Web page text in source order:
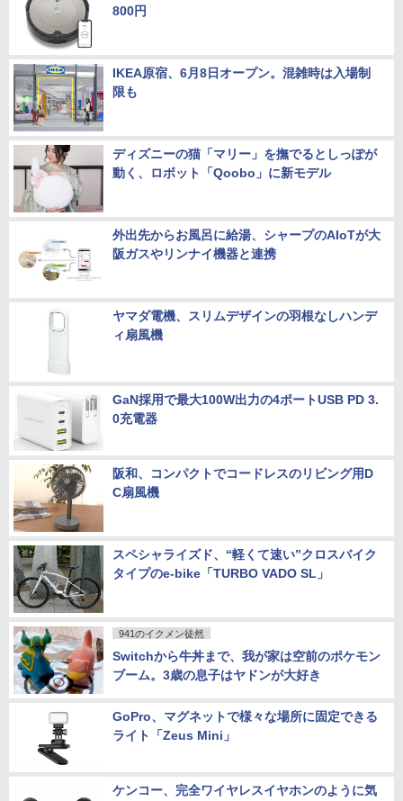
800円
IKEA原宿、6月8日オープン。混雑時は入場制
限も
ディズニーの猫「マリー」を撫でるとしっぽが
動く、ロボット「Qoobo」に新モデル
外出先からお風呂に給湯、シャープのAIoTが大
阪ガスやリンナイ機器と連携
ヤマダ電機、スリムデザインの羽根なしハンデ
ィ扇風機
GaN採用で最大100W出力の4ポートUSB PD 3.
0充電器
阪和、コンパクトでコードレスのリビング用D
C扇風機
スペシャライズド、“軽くて速い”クロスバイク
タイプのe-bike「TURBO VADO SL」
941のイクメン徒然
Switchから牛丼まで、我が家は空前のポケモン
ブーム。3歳の息子はヤドンが大好き
GoPro、マグネットで様々な場所に固定できる
ライト「Zeus Mini」
ケンコー、完全ワイヤレスイヤホンのように気